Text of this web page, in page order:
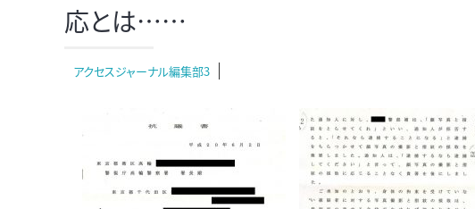
応とは……
アクセスジャーナル編集部3